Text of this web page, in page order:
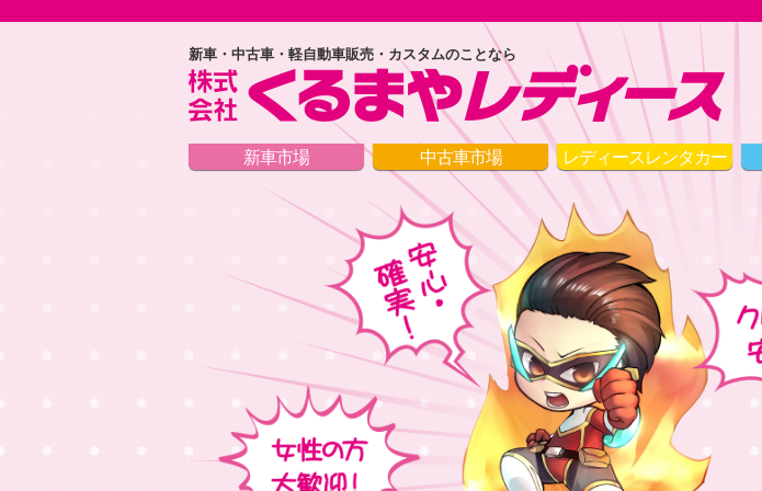
新車・中古車・軽自動車販売・カスタムのことなら
新車市場 中古車市場 レディースレンタカー